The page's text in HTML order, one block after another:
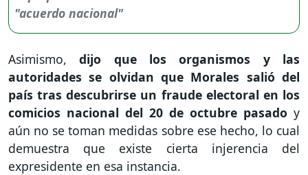
Asimismo,dijo que los organismos y las
autoridades se olvidan que Morales salió del
país tras descubrirse un fraude electoral en los
comicios nacional del 20 de octubre pasado y
aún no se toman medidas sobre ese hecho, lo cual
demuestra que existe cierta injerencia del
expresidente en esa instancia.